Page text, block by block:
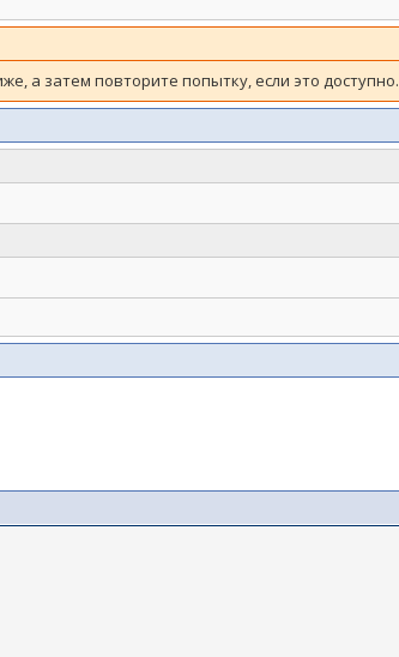
а затем повторите попытку, если это доступно.